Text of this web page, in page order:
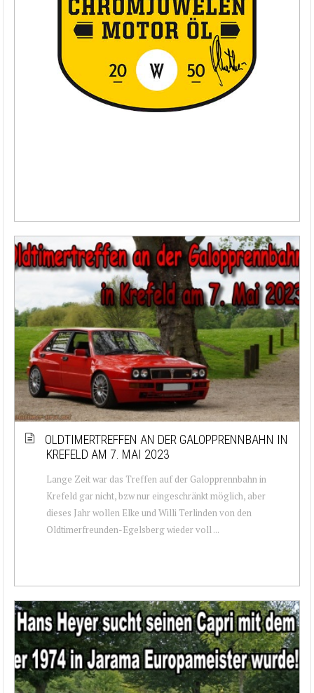
OLDTIMERTREFFEN AN DER GALOPPRENNBAHN IN
KREFELD AM 7. MAI 2023
Lange Zeit war das Treffen auf der Galopprennbahn in
Krefeld gar nicht, bzw nur eingeschränkt möglich, aber
dieses Jahr wollen Elke und Willi Terlinden von den
Oldtimerfreunden-Egelsberg wieder voll ...